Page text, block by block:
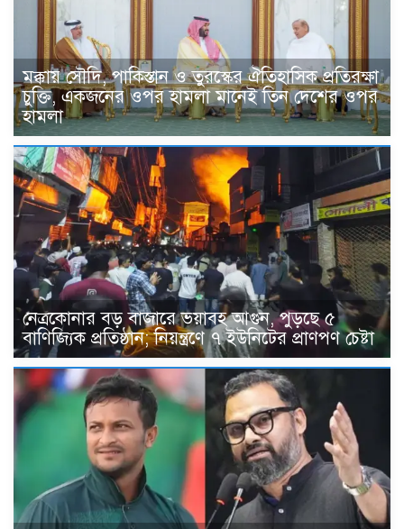
মক্কায় সৌদি, পাকিস্তান ও তুরস্কের ঐতিহাসিক প্রতিরক্ষা
চুক্তি, একজনের ওপর হামলা মানেই তিন দেশের ওপর
হামলা
নেত্রকোনার বড় বাজারে ভয়াবহ আগুন, পুড়ছে ৫
বাণিজ্যিক প্রতিষ্ঠান; নিয়ন্ত্রণে ৭ ইউনিটের প্রাণপণ চেষ্টা